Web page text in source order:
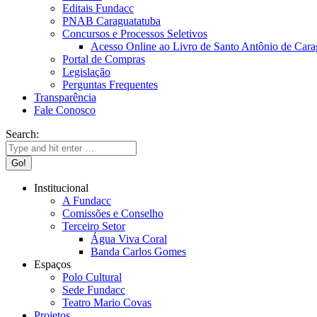
Editais Fundacc
PNAB Caraguatatuba
Concursos e Processos Seletivos
Acesso Online ao Livro de Santo Antônio de
Portal de Compras
Legislação
Perguntas Frequentes
Transparência
Fale Conosco
Search:
Institucional
A Fundacc
Comissões e Conselho
Terceiro Setor
Água Viva Coral
Banda Carlos Gomes
Espaços
Polo Cultural
Sede Fundacc
Teatro Mario Covas